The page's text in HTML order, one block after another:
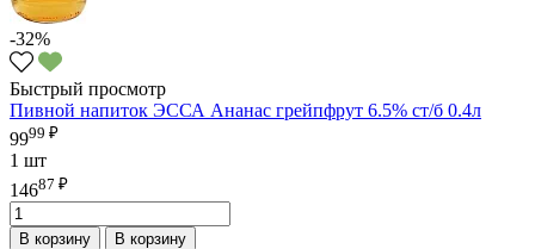
-32%
Быстрый просмотр
Пивной напиток ЭССА Ананас грейпфрут 6.5% ст/б 0.4л
9999 ₽
1 шт
14687 ₽
В корзину В корзину